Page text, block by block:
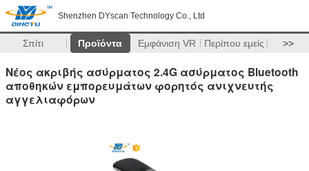
Shenzhen DYscan Technology Co., Ltd
Σπίτι Προϊόντα Εμφάνιση VR Περίπου εμείς >>
Νέος ακριβής ασύρματος 2.4G ασύρματος Bluetooth
αποθηκών εμπορευμάτων φορητός ανιχνευτής
αγγελιαφόρων